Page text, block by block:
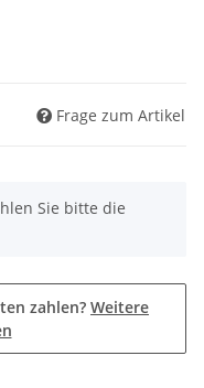
Frage zum Artikel
Sie bitte die
zahlen? Weitere